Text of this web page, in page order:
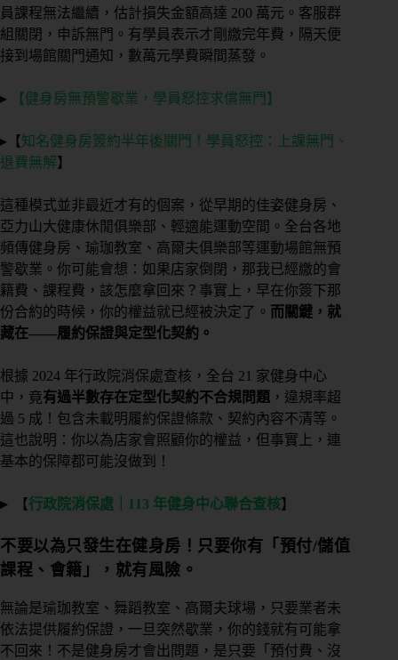
員課程無法繼續，估計損失金額高達 200 萬元。客服群
組關閉，申訴無門。有學員表示才剛繳完年費，隔天便
接到場館關門通知，數萬元學費瞬間蒸發。
▸ 【健身房無預警歇業，學員怒控求償無門】
▸【知名健身房簽約半年後關門！學員怒控：上課無門、
退費無解】
這種模式並非最近才有的個案，從早期的佳姿健身房、
亞力山大健康休閒俱樂部、輕適能運動空間。全台各地
頻傳健身房、瑜珈教室、高爾夫俱樂部等運動場館無預
警歇業。你可能會想：如果店家倒閉，那我已經繳的會
籍費、課程費，該怎麼拿回來？事實上，早在你簽下那
份合約的時候，你的權益就已經被決定了。 而關鍵，就
藏在——履約保證與定型化契約。
根據 2024 年行政院消保處查核，全台 21 家健身中心
中，竟有過半數存在定型化契約不合規問題 ，違規率超
過 5 成！包含未載明履約保證條款、契約內容不清等。
這也說明：你以為店家會照顧你的權益，但事實上，連
基本的保障都可能沒做到！
▸ 【行政院消保處｜113 年健身中心聯合查核】
不要以為只發生在健身房！只要你有「預付/儲值
課程、會籍」，就有風險。
無論是瑜珈教室、舞蹈教室、高爾夫球場，只要業者未
依法提供履約保證，一旦突然歇業，你的錢就有可能拿
不回來！不是健身房才會出問題，是只要「預付費、沒